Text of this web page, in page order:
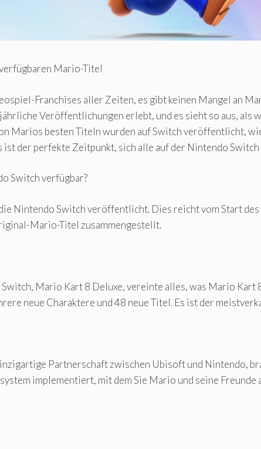
Mario-Titel
Franchises aller Zeiten, es gibt keinen Mangel an
Veröffentlichungen erlebt, und es sieht so aus, als
Marios besten Titeln wurden auf Switch veröffentlicht,
ist der perfekte Zeitpunkt, sich alle auf der Nintendo
Switch verfügbar?
Nintendo Switch veröffentlicht. Dies reicht vom Start
Mario-Titel zusammengestellt.
Mario Kart 8 Deluxe, vereinte alles, was Mario Kart
neue Charaktere und 48 neue Titel. Es ist der
Partnerschaft zwischen Ubisoft und Nintendo,
implementiert, mit dem Sie Mario und seine